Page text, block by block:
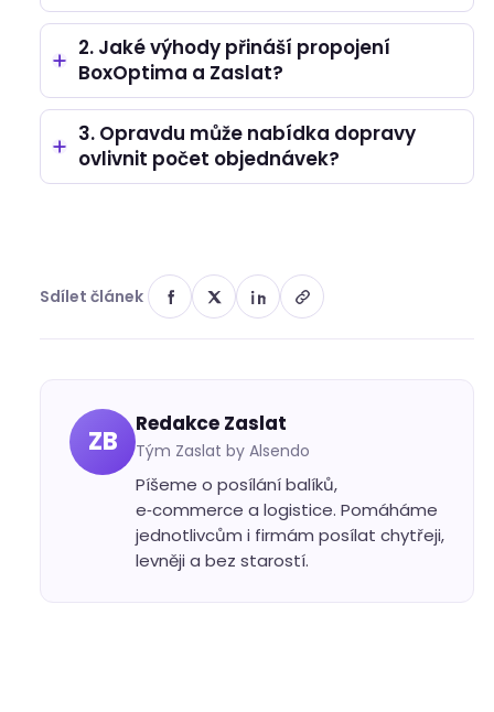
2. Jaké výhody přináší propojení
BoxOptima a Zaslat?
3. Opravdu může nabídka dopravy
ovlivnit počet objednávek?
Sdílet článek
ZB
Redakce Zaslat
Tým Zaslat by Alsendo
Píšeme o posílání balíků,
e‑commerce a logistice. Pomáháme
jednotlivcům i firmám posílat chytřeji,
levněji a bez starostí.